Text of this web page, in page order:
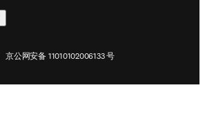
京公网安备 11010102006133 号
在新的选项卡/窗口中打开